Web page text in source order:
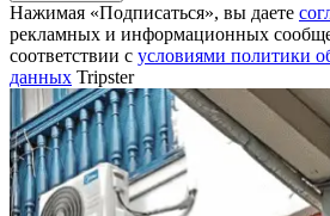
Нажимая «Подписаться», вы даете
рекламных и информационных
соответствии c условиями политики
данных Tripster